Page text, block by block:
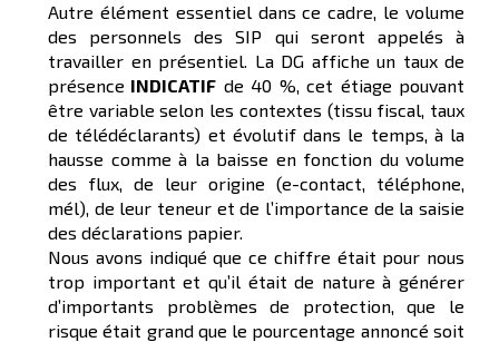
Autre élément essentiel dans ce cadre, le volume
des personnels des SIP qui seront appelés à
travailler en présentiel. La DG affiche un taux de
présence INDICATIF de 40 %, cet étiage pouvant
être variable selon les contextes (tissu fiscal, taux
de télédéclarants) et évolutif dans le temps, à la
hausse comme à la baisse en fonction du volume
des flux, de leur origine (e-contact, téléphone,
mél), de leur teneur et de l’importance de la saisie
des déclarations papier.
Nous avons indiqué que ce chiffre était pour nous
trop important et qu’il était de nature à générer
d’importants problèmes de protection, que le
risque était grand que le pourcentage annoncé soit